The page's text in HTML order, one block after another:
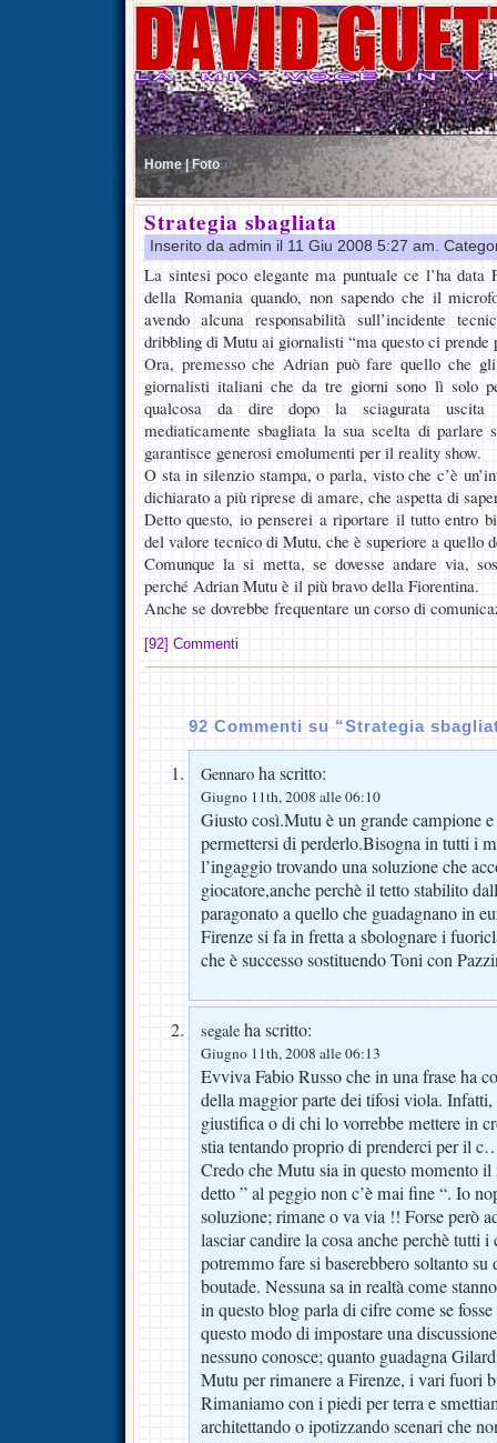
Home | Foto
Strategia sbagliata
Inserito da admin il 11 Giu 2008 5:27 am.
La sintesi poco elegante ma puntuale ce l’ha data
della Romania quando, non sapendo che il
avendo alcuna responsabilità sull’incidente
dribbling di Mutu ai giornalisti “ma questo ci
Ora, premesso che Adrian può fare quello che
giornalisti italiani che da tre giorni sono lì solo
qualcosa da dire dopo la sciagurata uscita
mediaticamente sbagliata la sua scelta di parlare
garantisce generosi emolumenti per il reality show.
O sta in silenzio stampa, o parla, visto che c’è
dichiarato a più riprese di amare, che aspetta di
Detto questo, io penserei a riportare il tutto entro
del valore tecnico di Mutu, che è superiore a quello
Comunque la si metta, se dovesse andare via,
perché Adrian Mutu è il più bravo della Fiorentina.
Anche se dovrebbe frequentare un corso di
[92] Commenti
92 Commenti su “Strategia
Gennaro ha scritto:
Giugno 11th, 2008 alle 06:10
Giusto così.Mutu è un grande campione
permettersi di perderlo.Bisogna in tutti i
l’ingaggio trovando una soluzione che
giocatore,anche perchè il tetto stabilito
paragonato a quello che guadagnano in
Firenze si fa in fretta a sbolognare i
che è successo sostituendo Toni con
segale ha scritto:
Giugno 11th, 2008 alle 06:13
Evviva Fabio Russo che in una frase ha
della maggior parte dei tifosi viola.
giustifica o di chi lo vorrebbe mettere in
stia tentando proprio di prenderci per il
Credo che Mutu sia in questo momento
detto ” al peggio non c’è mai fine “. Io
soluzione; rimane o va via !! Forse però
lasciar candire la cosa anche perchè tutti
potremmo fare si baserebbero soltanto
boutade. Nessuna sa in realtà come
in questo blog parla di cifre come se
questo modo di impostare una
nessuno conosce; quanto guadagna
Mutu per rimanere a Firenze, i vari fuori
Rimaniamo con i piedi per terra e
architettando o ipotizzando scenari che